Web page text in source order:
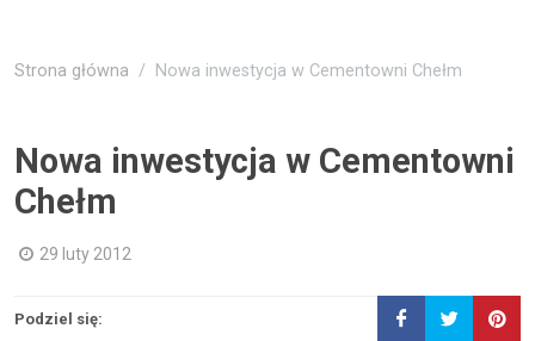
Strona główna Nowa inwestycja w Cementowni Chełm
Nowa inwestycja w Cementowni
Chełm
29 luty 2012
Podziel się: